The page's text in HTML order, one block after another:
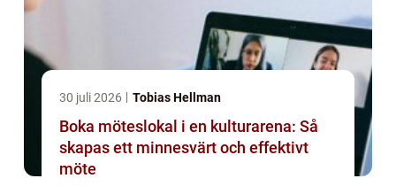
30 juli 2026 Tobias Hellman
Boka möteslokal i en kulturarena: Så
skapas ett minnesvärt och effektivt
möte